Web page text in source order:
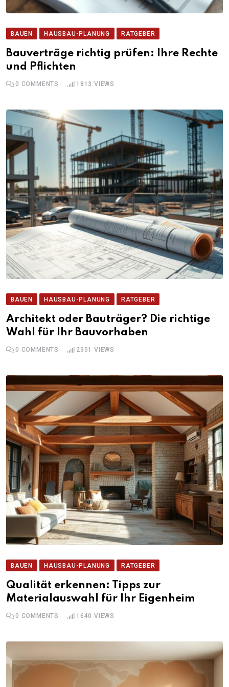
BAUEN HAUSBAU-PLANUNG RATGEBER
Bauverträge richtig prüfen: Ihre Rechte
und Pflichten
0 COMMENTS 1813 VIEWS
BAUEN HAUSBAU-PLANUNG RATGEBER
Architekt oder Bauträger? Die richtige
Wahl für Ihr Bauvorhaben
0 COMMENTS 2351 VIEWS
BAUEN HAUSBAU-PLANUNG RATGEBER
Qualität erkennen: Tipps zur
Materialauswahl für Ihr Eigenheim
0 COMMENTS 1640 VIEWS